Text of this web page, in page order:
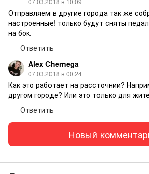
Отправляем в другие города так же
настроенные! только будут сняты
на бок.
Ответить
Alex Chernega
07.03.2018 в 00:24
Как это работает на рассточнии?
другом городе? Или это только для
Ответить
Новый